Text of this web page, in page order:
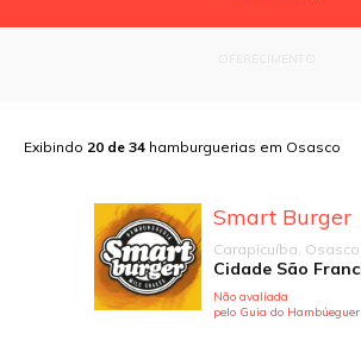
Exibindo 20 de 34 hamburguerias em Osasco
Smart Burger
Carapicuíba, Osasco
Não avaliada
pelo Guia do Hambúeguer